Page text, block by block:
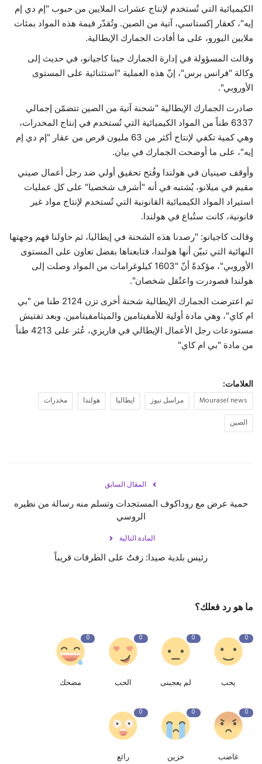
الكيميائية التي تُستخدم لإنتاج عشرات الملايين من حبوب "إم دي إم
إيه"، كعقار إكستاسي، آتية من الصين. وتُقدّر قيمة هذه المواد بمئات
ملايين اليورو، على ما أفادت الجمارك الإيطالية.
وقالت المسؤولة في إدارة الجمارك جينا كاجيانو، في حديث إلى
وكالة "فرانس برس"، إنّ هذه العملية "استثنائية على المستوى
الأوروبي".
صادرت الجمارك الإيطالية "شحنة آتية من الصين تتضمّن إجمالي
6337 طناً من المواد الكيميائية التي تُستخدم في إنتاج المخدرات،
وهي كمية تكفي لإنتاج أكثر من 63 مليون قرص من عقار "إم دي إم
إيه"، على ما أوضحت الجمارك في بيان.
وأوقف صينيان في هولندا وفُتح تحقيق أولي ضد رجل أعمال صيني
مقيم في ميلانو، يُشتبه في أنه "أشرف شخصيا" على كل عمليات
استيراد المواد الكيميائية القانونية التي تُستخدم لإنتاج مواد غير
قانونية، كانت ستُباع في هولندا.
وقالت كاجيانو: "رصدنا هذه الشحنة في إيطاليا، ثم حاولنا فهم وجهتها
النهائية التي تبيّن أنها هولندا، فتابعناها بفضل تعاون على المستوى
الأوروبي"، مؤكدةً أنّ "1603 كيلوغرامات من المواد وصلت إلى
هولندا فصودرت واعتُقل شخصان".
ثم اعترضت الجمارك الإيطالية شحنة أخرى تزن 2124 طنا من "بي
ام كاي"، وهي مادة أولية للأمفيتامين والميثامفيتامين. وبعد تفتيش
مستودعات رجل الأعمال الإيطالي في فاريزي، عُثر على 4213 طناً
من مادة "بي ام كاي"
العلامات:
Mourasel news مراسل نيوز ايطاليا هولندا
مخدرات
الصين
المقال السابق
حمية عرض مع روداكوف المستجدات وتسلم منه رسالة من نظيره
الروسي
المادة التالية
رئيس بلدية صيدا: زفتٌ على الطرقات قريباً
ما هو رد فعلك؟
0
يحب
0
لم يعجبنى
0
الحب
0
مضحك
0
غاضب
0
حزين
0
رائع